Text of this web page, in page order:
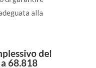
alla
del
68.818